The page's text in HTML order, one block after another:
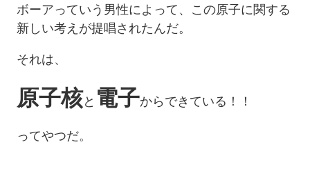
ボーアっていう男性によって、この原子に関する
新しい考えが提唱されたんだ。
それは、
原子核と 電子からできている！！
ってやつだ。